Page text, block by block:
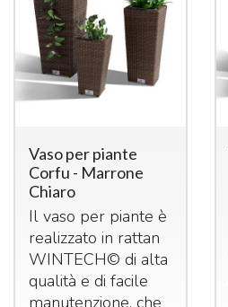
Vaso per piante
Corfu - Marrone
Chiaro
Il vaso per piante è
realizzato in rattan
WINTECH© di alta
qualità e di facile
manutenzione, che